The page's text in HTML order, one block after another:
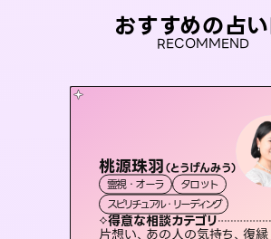
おすすめの占
RECOMMEND
桃源珠羽（とうげんみう）
霊視・オーラ
タロット
スピリチュアル・リーディング
得意な相談カテゴリ
片想い、あの人の気持ち、復
彗望（すいぼう）
霊視・オーラ 透視
スピリチュアル・リーディング
得意な相談カテゴリ
セラピスト理恵
霊視・オーラ
スピリチュアル・リーディング
得意な相談カテゴリ
未来視師＊花
霊視・オーラ
スピリチュアル・リーディ
得意な相談カテゴ
アイリス -
西洋占星術
ルーン
得意な相談カテ
おう 霊感オラ
霊視・オーラ
オラクルカード